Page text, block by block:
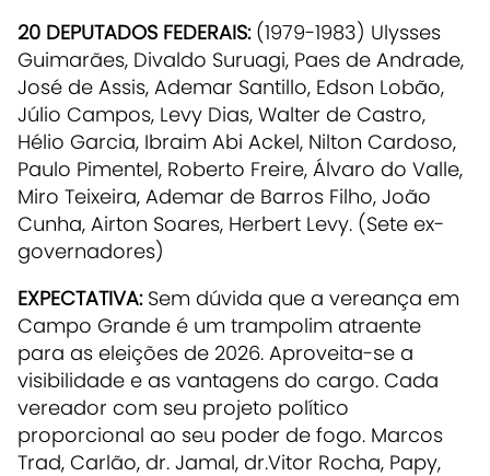
20 DEPUTADOS FEDERAIS:(1979-1983) Ulysses
Guimarães, Divaldo Suruagi, Paes de Andrade,
José de Assis, Ademar Santillo, Edson Lobão,
Júlio Campos, Levy Dias, Walter de Castro,
Hélio Garcia, Ibraim Abi Ackel, Nilton Cardoso,
Paulo Pimentel, Roberto Freire, Álvaro do Valle,
Miro Teixeira, Ademar de Barros Filho, João
Cunha, Airton Soares, Herbert Levy. (Sete ex-
governadores)
EXPECTATIVA: Sem dúvida que a vereança em
Campo Grande é um trampolim atraente
para as eleições de 2026. Aproveita-se a
visibilidade e as vantagens do cargo. Cada
vereador com seu projeto político
proporcional ao seu poder de fogo. Marcos
Trad, Carlão, dr. Jamal, dr.Vitor Rocha, Papy,